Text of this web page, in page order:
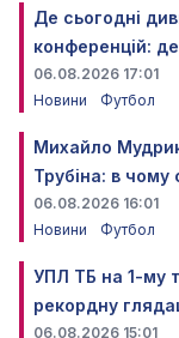
Де сьогодні
конференцій:
06.08.2026 17:01
Новини
Футбол
Михайло Мудрик
Трубіна: в
06.08.2026 16:01
Новини
Футбол
УПЛ ТБ на 1-му
рекордну
06.08.2026 15:01